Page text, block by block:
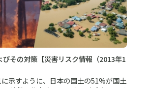
びその対策【災害リスク情報（2013年1
示すように、日本の国土の51%が国土